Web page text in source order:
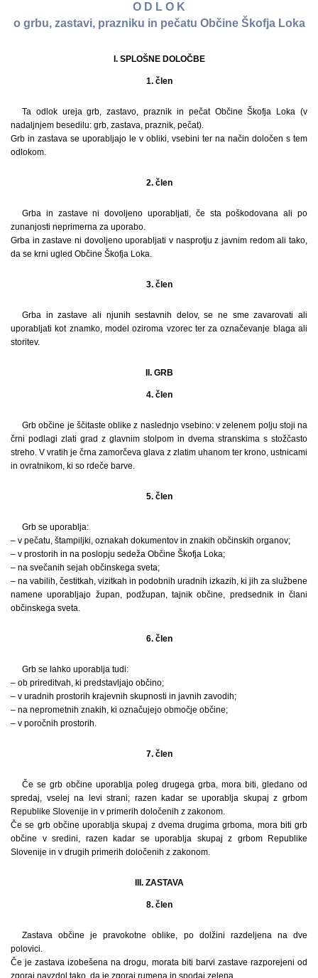
O D L O K
o grbu, zastavi, prazniku in pečatu Občine Škofja Loka
I. SPLOŠNE DOLOČBE
1. člen
Ta odlok ureja grb, zastavo, praznik in pečat Občine Škofja Loka (v
nadaljnjem besedilu: grb, zastava, praznik, pečat).
Grb in zastava se uporabljajo le v obliki, vsebini ter na način določen s tem
odlokom.
2. člen
Grba in zastave ni dovoljeno uporabljati, če sta poškodovana ali po
zunanjosti neprimerna za uporabo.
Grba in zastave ni dovoljeno uporabljati v nasprotju z javnim redom ali tako,
da se krni ugled Občine Škofja Loka.
3. člen
Grba in zastave ali njunih sestavnih delov, se ne sme zavarovati ali
uporabljati kot znamko, model oziroma vzorec ter za označevanje blaga ali
storitev.
II. GRB
4. člen
Grb občine je ščitaste oblike z naslednjo vsebino: v zelenem polju stoji na
črni podlagi zlati grad z glavnim stolpom in dvema stranskima s stožčasto
streho. V vratih je črna zamorčeva glava z zlatim uhanom ter krono, ustnicami
in ovratnikom, ki so rdeče barve.
5. člen
Grb se uporablja:
– v pečatu, štampiljki, oznakah dokumentov in znakih občinskih organov;
– v prostorih in na poslopju sedeža Občine Škofja Loka;
– na svečanih sejah občinskega sveta;
– na vabilih, čestitkah, vizitkah in podobnih uradnih izkazih, ki jih za službene
namene uporabljajo župan, podžupan, tajnik občine, predsednik in člani
občinskega sveta.
6. člen
Grb se lahko uporablja tudi:
– ob prireditvah, ki predstavljajo občino;
– v uradnih prostorih krajevnih skupnosti in javnih zavodih;
– na neprometnih znakih, ki označujejo območje občine;
– v poročnih prostorih.
7. člen
Če se grb občine uporablja poleg drugega grba, mora biti, gledano od
spredaj, vselej na levi strani; razen kadar se uporablja skupaj z grbom
Republike Slovenije in v primerih določenih z zakonom.
Če se grb občine uporablja skupaj z dvema drugima grboma, mora biti grb
občine v sredini, razen kadar se uporablja skupaj z grbom Republike
Slovenije in v drugih primerih določenih z zakonom.
III. ZASTAVA
8. člen
Zastava občine je pravokotne oblike, po dolžini razdeljena na dve
polovici.
Če je zastava izobešena na drogu, morata biti barvi zastave razporejeni od
zgoraj navzdol tako, da je zgoraj rumena in spodaj zelena.